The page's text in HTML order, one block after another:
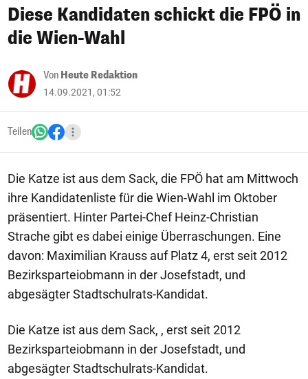
Diese Kandidaten schickt die FPÖ in
die Wien-Wahl
Von Heute Redaktion
14.09.2021, 01:52
Teilen
Die Katze ist aus dem Sack, die FPÖ hat am Mittwoch
ihre Kandidatenliste für die Wien-Wahl im Oktober
präsentiert. Hinter Partei-Chef Heinz-Christian
Strache gibt es dabei einige Überraschungen. Eine
davon: Maximilian Krauss auf Platz 4, erst seit 2012
Bezirksparteiobmann in der Josefstadt, und
abgesägter Stadtschulrats-Kandidat.
Die Katze ist aus dem Sack, , erst seit 2012
Bezirksparteiobmann in der Josefstadt, und
abgesägter Stadtschulrats-Kandidat.